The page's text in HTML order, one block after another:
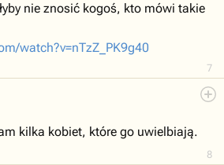
7
nie znosić kogoś, kto mówi takie
watch?v=nTzZ_PK9g40
8
kilka kobiet, które go uwielbiają.